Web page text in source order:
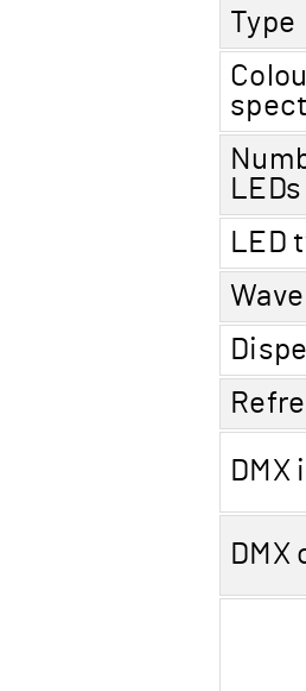
Type
LEDs
LED
DMX
DMX